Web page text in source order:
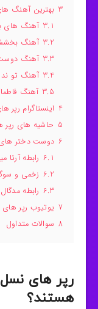
3 بهترین آهنگ
3.1 آهنگ های
3.2 آهنگ
3.3 آهنگ
3.4 آهنگ تو
3.5 آهنگ
4 اینستاگرام
5 حاشیه های
6 دوست دختر
6.1 رابطه آرتا
6.2 زخمی و
6.3 رابطه
7 یوتیوب رپر
8 سوالات متداول
رپر های
هستند؟